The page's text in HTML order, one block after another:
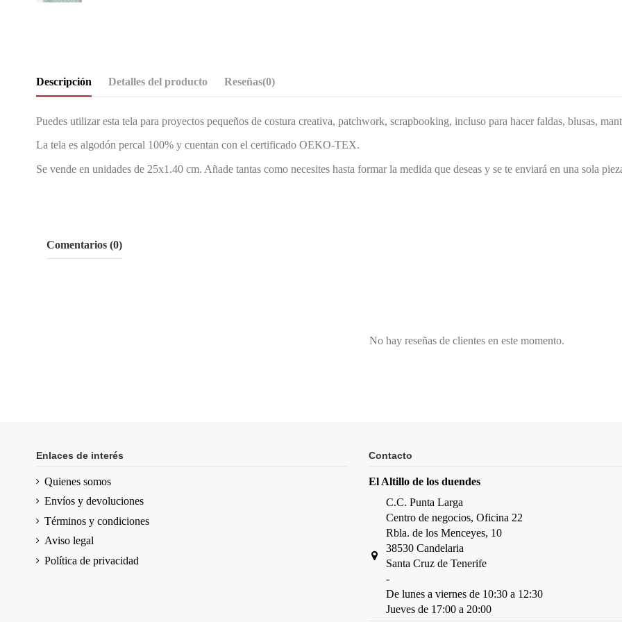
Descripción Detalles del producto Reseñas(0)
Puedes utilizar esta tela para proyectos pequeños de costura creativa, patchwork, scrapbooking, incluso para hacer faldas, blusas,
La tela es algodón percal 100% y cuentan con el certificado OEKO-TEX.
Se vende en unidades de 25x1.40 cm. Añade tantas como necesites hasta formar la medida que deseas y se te enviará en una sola
Comentarios (0)
No hay reseñas de clientes en este momento.
Enlaces de interés
Quienes somos
Envíos y devoluciones
Términos y condiciones
Aviso legal
Política de privacidad
Contacto
El Altillo de los duendes
C.C. Punta Larga
Centro de negocios, Oficina 22
Rbla. de los Menceyes, 10
38530 Candelaria
Santa Cruz de Tenerife
-
De lunes a viernes de 10:30 a 12:30
Jueves de 17:00 a 20:00